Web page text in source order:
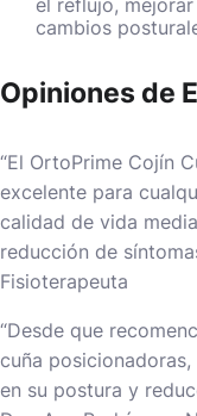
cambios
Opiniones de
“El OrtoPrime Cojín
excelente para
calidad de vida
reducción de
Fisioterapeuta
“Desde que
cuña
en su postura y